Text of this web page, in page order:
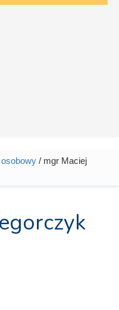
osobowy / mgr Maciej